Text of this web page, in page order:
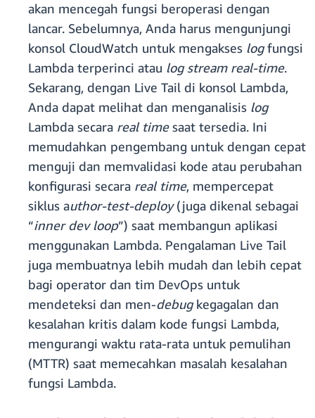
akan mencegah fungsi beroperasi dengan
lancar. Sebelumnya, Anda harus mengunjungi
konsol CloudWatch untuk mengakses logfungsi
Lambda terperinci atau log stream real-time.
Sekarang, dengan Live Tail di konsol Lambda,
Anda dapat melihat dan menganalisis log
Lambda secara real timesaat tersedia. Ini
memudahkan pengembang untuk dengan cepat
menguji dan memvalidasi kode atau perubahan
konfigurasi secara real time, mempercepat
siklus author-test-deploy(juga dikenal sebagai
“inner dev loop”) saat membangun aplikasi
menggunakan Lambda. Pengalaman Live Tail
juga membuatnya lebih mudah dan lebih cepat
bagi operator dan tim DevOps untuk
mendeteksi dan men-debugkegagalan dan
kesalahan kritis dalam kode fungsi Lambda,
mengurangi waktu rata-rata untuk pemulihan
(MTTR) saat memecahkan masalah kesalahan
fungsi Lambda.